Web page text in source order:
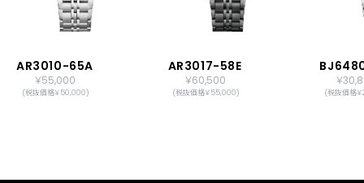
AR3010-65A
￥55,000
(税抜価格￥50,000)
AR3017-58E
￥60,500
(税抜価格￥55,000)
￥
(税抜価格